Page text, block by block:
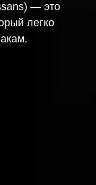
— это
легко